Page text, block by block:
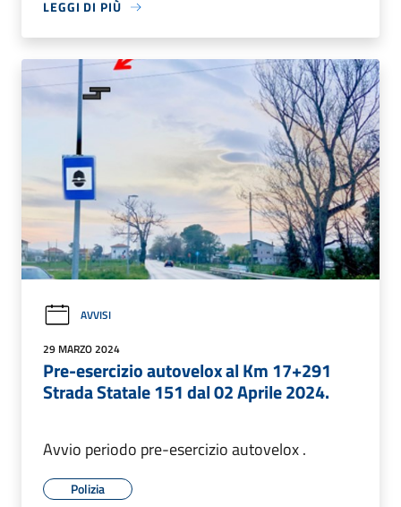
LEGGI DI PIÙ
AVVISI
29 MARZO 2024
Pre-esercizio autovelox al Km 17+291
Strada Statale 151 dal 02 Aprile 2024.
Avvio periodo pre-esercizio autovelox .
Polizia